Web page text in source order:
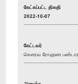
கேட்கப்பட்ட திகதி
2022-10-07
கேட்டவர்
கௌரவ ரோஹண பண்டார,